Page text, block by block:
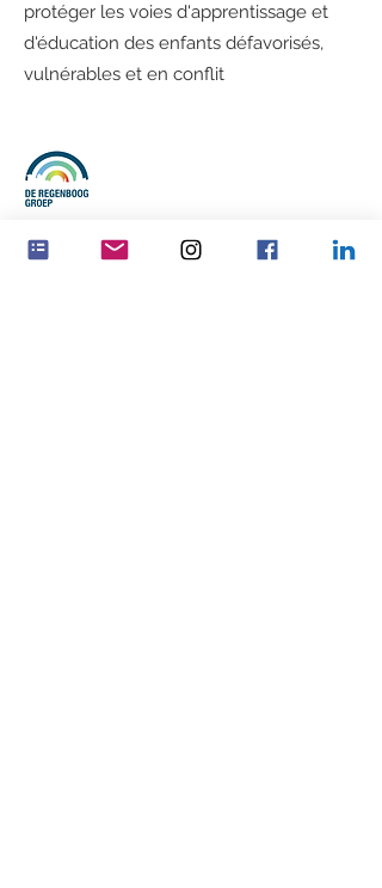
protéger les voies d'apprentissage et
d'éducation des enfants défavorisés,
vulnérables et en conflit
Groupe Regenboog